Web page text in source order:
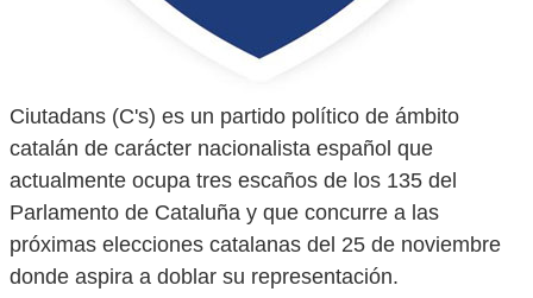
Ciutadans (C's) es un partido político de ámbito
catalán de carácter nacionalista español que
actualmente ocupa tres escaños de los 135 del
Parlamento de Cataluña y que concurre a las
próximas elecciones catalanas del 25 de noviembre
donde aspira a doblar su representación.